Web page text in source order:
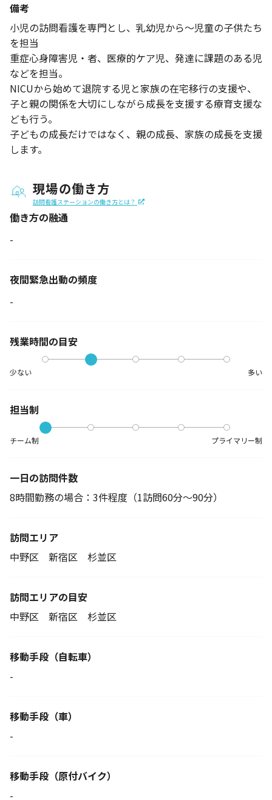
備考
小児の訪問看護を専門とし、乳幼児から～児童の子供たち
を担当
重症心身障害児・者、医療的ケア児、発達に課題のある児
などを担当。
NICUから始めて退院する児と家族の在宅移行の支援や、
子と親の関係を大切にしながら成長を支援する療育支援な
ども行う。
子どもの成長だけではなく、親の成長、家族の成長を支援
します。
現場の働き方
訪問看護ステーションの働き方とは？
働き方の融通
-
夜間緊急出動の頻度
-
残業時間の目安
少ない 多い
担当制
チーム制 プライマリー制
一日の訪問件数
8時間勤務の場合：3件程度（1訪問60分～90分）
訪問エリア
中野区 新宿区 杉並区
訪問エリアの目安
中野区 新宿区 杉並区
移動手段 （自転車）
-
移動手段（車）
-
移動手段 （原付バイク）
-